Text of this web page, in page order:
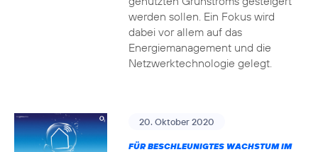
werden sollen. Ein Fokus wird
dabei vor allem auf das
Energiemanagement und die
Netzwerktechnologie gelegt.
20. Oktober 2020
FÜR BESCHLEUNIGTES WACHSTUM IM